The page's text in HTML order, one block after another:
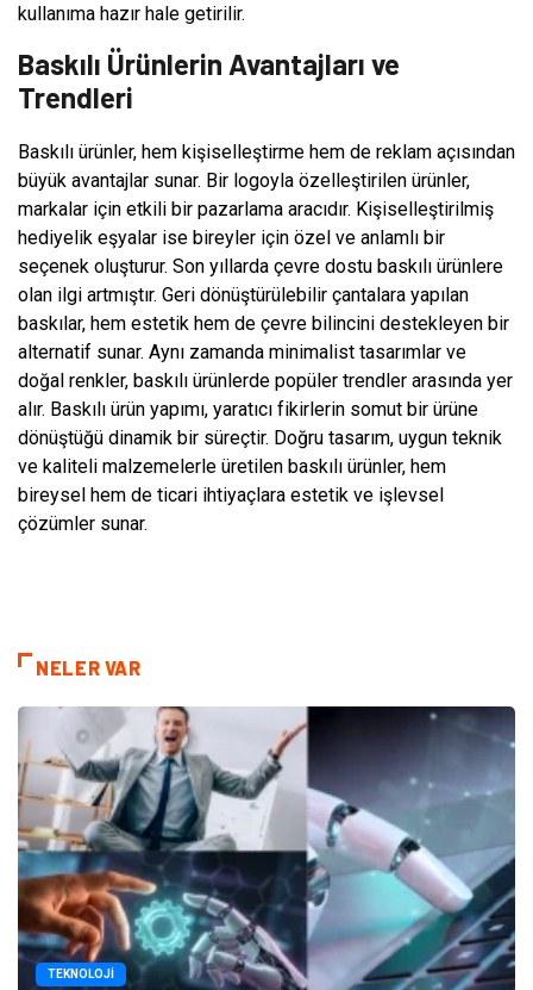
kullanıma hazır hale getirilir.
Baskılı Ürünlerin Avantajları ve
Trendleri
Baskılı ürünler, hem kişiselleştirme hem de reklam açısından
büyük avantajlar sunar. Bir logoyla özelleştirilen ürünler,
markalar için etkili bir pazarlama aracıdır. Kişiselleştirilmiş
hediyelik eşyalar ise bireyler için özel ve anlamlı bir
seçenek oluşturur. Son yıllarda çevre dostu baskılı ürünlere
olan ilgi artmıştır. Geri dönüştürülebilir çantalara yapılan
baskılar, hem estetik hem de çevre bilincini destekleyen bir
alternatif sunar. Aynı zamanda minimalist tasarımlar ve
doğal renkler, baskılı ürünlerde popüler trendler arasında yer
alır. Baskılı ürün yapımı, yaratıcı fikirlerin somut bir ürüne
dönüştüğü dinamik bir süreçtir. Doğru tasarım, uygun teknik
ve kaliteli malzemelerle üretilen baskılı ürünler, hem
bireysel hem de ticari ihtiyaçlara estetik ve işlevsel
çözümler sunar.
NELER VAR
TEKNOLOJI